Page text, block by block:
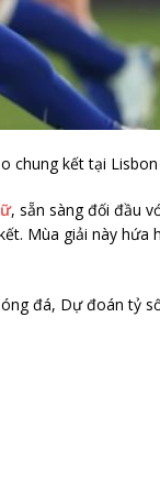
chung kết tại
, sẵn sàng đối đầu
Mùa giải này hứa
đá, Dự đoán tỷ